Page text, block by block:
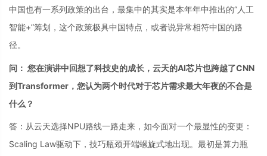
中国也有一系列政策的出台，最集中的其实是本年年中推出的“人工
智能+”筹划，这个政策极具中国特点，或者说异常相符中国的路
径。
问： 您在演讲中回想了科技史的成长，云天的AI芯片也跨越了CNN
到Transformer，您认为两个时代对于芯片需求最大年夜的不合是
什么？
答：从云天选择NPU路线一路走来，如今面对一个最显性的变更：
Scaling Law驱动下，技巧瓶颈开端螺旋式地出现。最初是算力瓶